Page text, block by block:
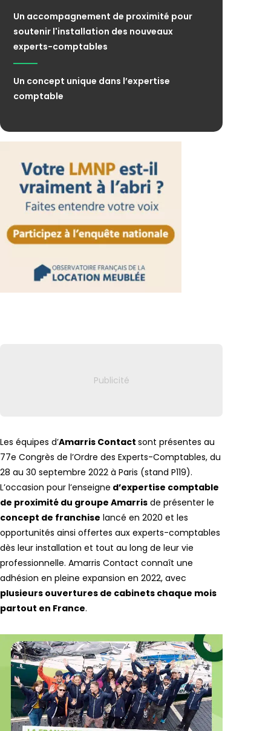
Les équipes d’Amarris Contact sont présentes au
77e Congrès de l’Ordre des Experts-Comptables, du
28 au 30 septembre 2022 à Paris (stand P119).
L’occasion pour l’enseigne d’expertise comptable
de proximité du groupe Amarris de présenter le
concept de franchise lancé en 2020 et les
opportunités ainsi offertes aux experts-comptables
dès leur installation et tout au long de leur vie
professionnelle. Amarris Contact connaît une
adhésion en pleine expansion en 2022, avec
plusieurs ouvertures de cabinets chaque mois
partout en France.
Un accompagnement de proximité pour
soutenir l'installation des nouveaux
experts-comptables
Un concept unique dans l’expertise
comptable